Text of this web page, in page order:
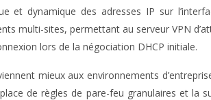
et dynamique des adresses IP sur
multi-sites, permettant au serveur VPN
lors de la négociation DHCP initiale.
mieux aux environnements
de règles de pare-feu granulaires et la